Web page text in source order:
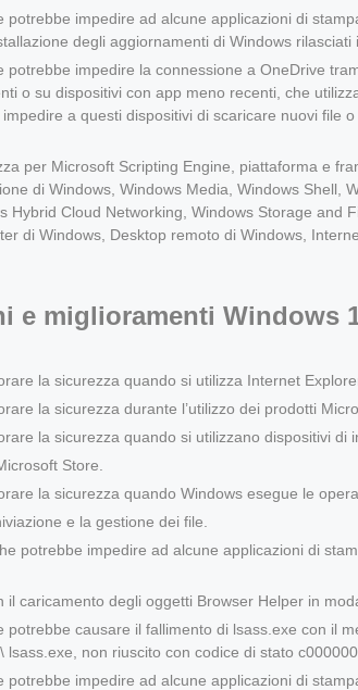
potrebbe impedire ad alcune applicazioni di
degli aggiornamenti di Windows rilasciati
potrebbe impedire la connessione a OneDrive
o su dispositivi con app meno recenti, che
a questi dispositivi di scaricare nuovi file
per Microsoft Scripting Engine, piattaforma e
di Windows, Windows Media, Windows Shell,
Hybrid Cloud Networking, Windows Storage and
di Windows, Desktop remoto di Windows,
e miglioramenti Windows
la sicurezza quando si utilizza Internet
la sicurezza durante l’utilizzo dei prodotti
la sicurezza quando si utilizzano dispositivi di
Store.
la sicurezza quando Windows esegue le
e la gestione dei file.
potrebbe impedire ad alcune applicazioni di
il caricamento degli oggetti Browser Helper in
potrebbe causare il fallimento di lsass.exe con il
lsass.exe, non riuscito con codice di stato
potrebbe impedire ad alcune applicazioni di